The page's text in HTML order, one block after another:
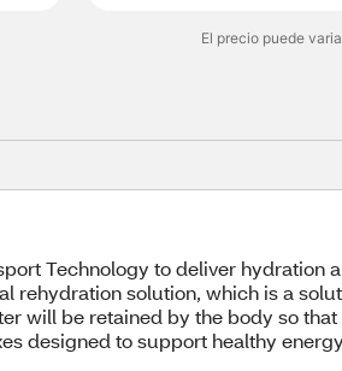
El precio puede
Technology to deliver
rehydration solution, which is a
will be retained by the body so
designed to support healthy